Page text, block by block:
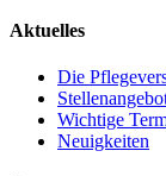
Aktuelles
Die
Wichtige
Neuigkeiten